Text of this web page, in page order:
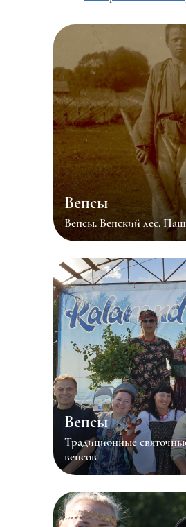
Вепсы
Вепсы. Вепский лес.
Вепсы
Традиционные
вепсов